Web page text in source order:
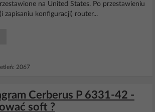
na United States. Po przestawieniu
zapisaniu konfiguracji) router...
2067
Cerberus P 6331-42 -
soft ?